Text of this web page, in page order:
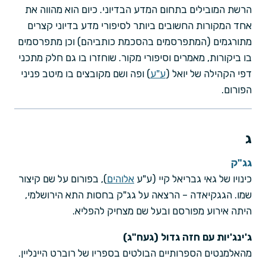
הרשת המובילים בתחום המדע הבדיוני. כיום הוא מהווה את
אחד המקורות החשובים ביותר לסיפורי מדע בדיוני קצרים
מתורגמים (המתפרסמים בהסכמת כותביהם) וכן מתפרסמים
בו ביקורות, מאמרים וסיפורי מקור. שוחזרו בו גם חלק מתכני
דפי הקהילה של יואל (ע"ע) ופה ושם מקובצים בו מיטב פניני
הפורום.
ג
גג"ק
כינויו של גאי גבריאל קיי (ע"ע אלוהים), בפורום על שם קיצור
שמו. הגגקיאדה – הרצאה על גג"ק בחסות התא הירושלמי,
היתה אירוע מפורסם ובעל שם מצחיק להפליא.
ג'ינג'יות עם חזה גדול (געח"ג)
מהאלמנטים הספרותיים הבולטים בספריו של רוברט היינליין.